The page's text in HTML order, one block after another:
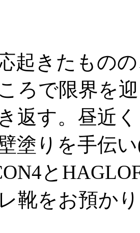
起きたもの
ろで限界を
返す。昼近
塗りを手伝
と
靴をお預か